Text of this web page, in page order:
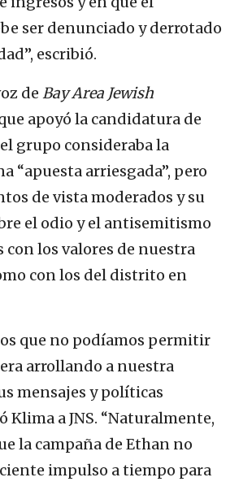
ser denunciado y derrotado
escribió.
de BayArea Jewish
apoyó la candidatura de
grupo consideraba la
“apuesta arriesgada”, pero
de vista moderados y su
el odio y el antisemitismo
con los valores de nuestra
con los del distrito en
que no podíamos permitir
arrollando a nuestra
mensajes y políticas
Klima a JNS. “Naturalmente,
la campaña de Ethan no
impulso a tiempo para